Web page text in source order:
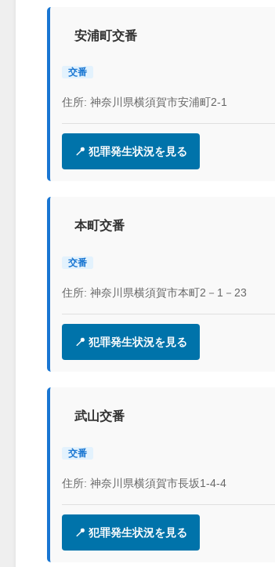
安浦町交番
交番
住所: 神奈川県横須賀市安浦町2-1
📍 犯罪発生状況を見る
本町交番
交番
住所: 神奈川県横須賀市本町2－1－23
📍 犯罪発生状況を見る
武山交番
交番
住所: 神奈川県横須賀市長坂1-4-4
📍 犯罪発生状況を見る